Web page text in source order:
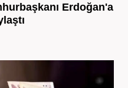
Erdoğan'a